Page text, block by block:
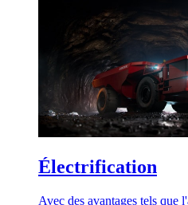
Électrification
Avec des avantages tels que